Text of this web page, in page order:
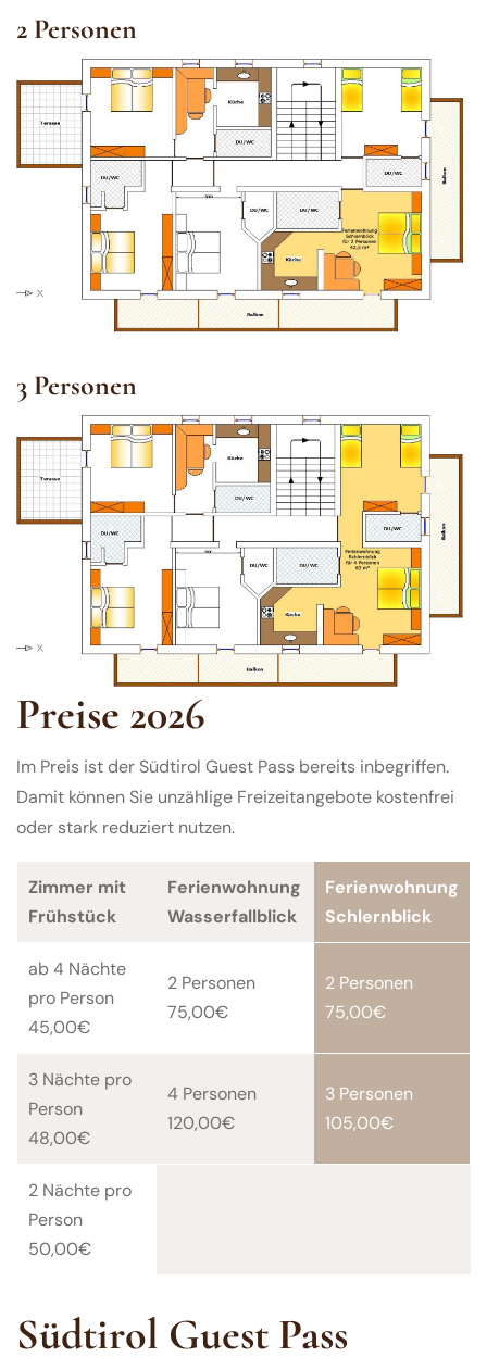
2 Personen
3 Personen
Preise 2026
Im Preis ist der Südtirol Guest Pass bereits inbegriffen.
Damit können Sie unzählige Freizeitangebote kostenfrei
oder stark reduziert nutzen.
Zimmer mit
Frühstück
Ferienwohnung
Wasserfallblick
Ferienwohnung
Schlernblick
ab 4 Nächte
pro Person
45,00€
2 Personen
75,00€
2 Personen
75,00€
3 Nächte pro
Person
48,00€
4 Personen
120,00€
3 Personen
105,00€
2 Nächte pro
Person
50,00€
Südtirol Guest Pass